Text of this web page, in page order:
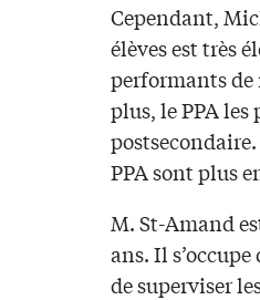
Cependant,
élèves est très
performants de
plus, le PPA
PPA sont plus
M. St-Amand
ans. Il
de superviser